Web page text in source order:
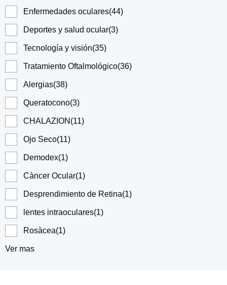
Enfermedades oculares(44)
Deportes y salud ocular(3)
Tecnología y visión(35)
Tratamiento Oftalmológico(36)
Alergias(38)
Queratocono(3)
CHALAZION (11)
Ojo Seco(11)
Demodex(1)
Càncer Ocular(1)
Desprendimiento de Retina(1)
lentes intraoculares(1)
Rosàcea(1)
Ver mas